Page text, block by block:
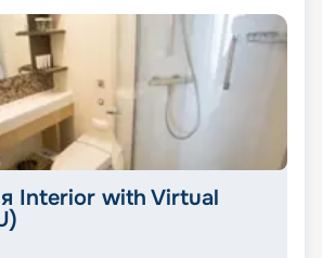
Interior with Virtual